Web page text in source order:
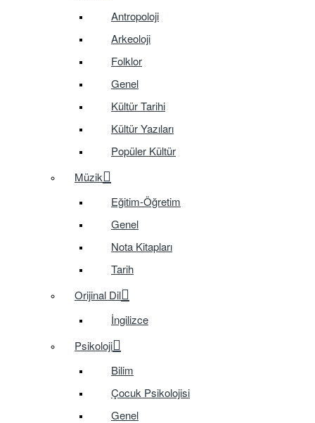
Antropoloji
Arkeoloji
Folklor
Genel
Kültür Tarihi
Kültür Yazıları
Popüler Kültür
Müzik
Eğitim-Öğretim
Genel
Nota Kitapları
Tarih
Orijinal Dil
İngilizce
Psikoloji
Bilim
Çocuk Psikolojisi
Genel